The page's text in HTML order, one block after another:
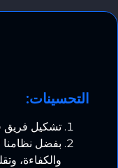
التحسينات:
تشكيل فريق
بفضل نظامنا
والكفاءة،